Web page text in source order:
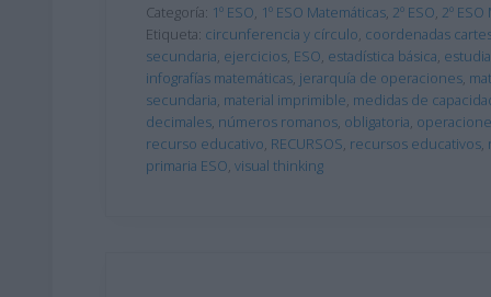
Categoría: 1º ESO, 1º ESO Matemáticas, 2º ESO, 2º
Etiqueta: circunferencia y círculo, coordenadas
secundaria, ejercicios, ESO, estadística básica,
infografías matemáticas, jerarquía de operaciones,
secundaria, material imprimible, medidas de
decimales, números romanos, obligatoria,
recurso educativo, RECURSOS, recursos educativos,
primaria ESO, visual thinking